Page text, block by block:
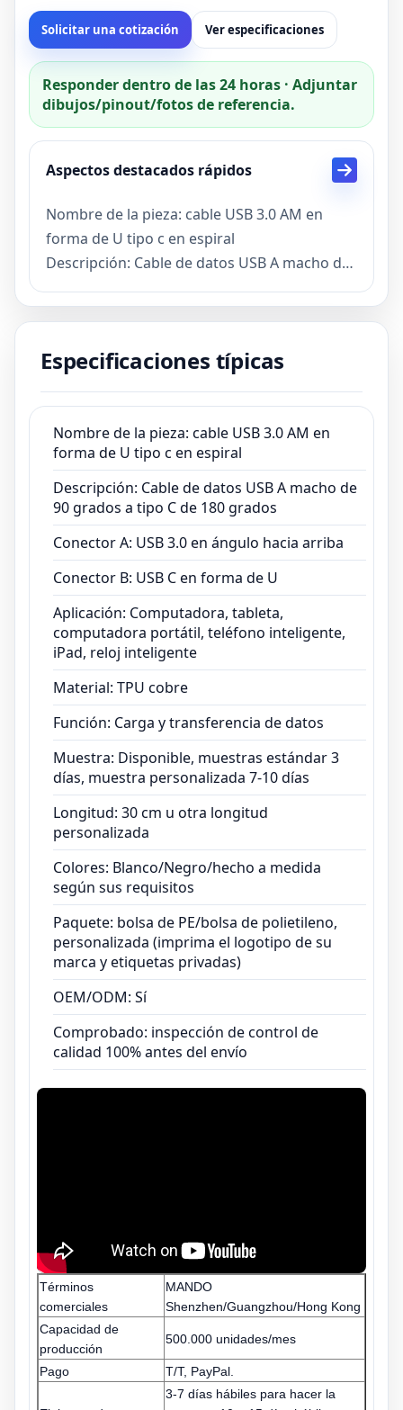
Solicitar una cotización Ver especificaciones
Responder dentro de las 24 horas · Adjuntar
dibujos/pinout/fotos de referencia.
Aspectos destacados rápidos
Nombre de la pieza: cable USB 3.0 AM en
forma de U tipo c en espiral
Descripción: Cable de datos USB A macho de
90 grados a tipo C de 180 grados
Conector A: USB 3.0 en ángulo hacia arriba
Aplicación: Computadora, tableta,
iPad, reloj inteligente
Material: TPU cobre
Función: Carga y transferencia de datos
Muestra: Disponible, muestras estándar 3
días, muestra personalizada 7-10 días
Longitud: 30 cm u otra longitud
personalizada
Colores: Blanco/Negro/hecho a medida
según sus requisitos
Paquete: bolsa de PE/bolsa de polietileno,
personalizada (imprima el logotipo de su
marca y etiquetas privadas)
OEM/ODM: Sí
Comprobado: inspección de control de
calidad 100% antes del envío
Especificaciones típicas
Nombre de la pieza: cable USB 3.0 AM en
forma de U tipo c en espiral
Descripción: Cable de datos USB A macho de
90 grados a tipo C de 180 grados
Conector A: USB 3.0 en ángulo hacia arriba
Conector B: USB C en forma de U
Aplicación: Computadora, tableta,
computadora portátil, teléfono inteligente,
iPad, reloj inteligente
Material: TPU cobre
Función: Carga y transferencia de datos
Muestra: Disponible, muestras estándar 3
días, muestra personalizada 7-10 días
Longitud: 30 cm u otra longitud
personalizada
Colores: Blanco/Negro/hecho a medida
según sus requisitos
Paquete: bolsa de PE/bolsa de polietileno,
personalizada (imprima el logotipo de su
marca y etiquetas privadas)
OEM/ODM: Sí
Comprobado: inspección de control de
calidad 100% antes del envío
Términos
comerciales
MANDO
Shenzhen/Guangzhou/Hong Kong
Capacidad de
producción
500.000 unidades/mes
Pago T/T, PayPal.
3-7 días hábiles para hacer la